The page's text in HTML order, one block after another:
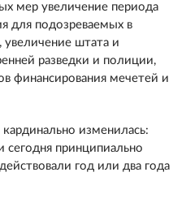
мер увеличение периода
для подозреваемых в
увеличение штата и
разведки и полиции,
финансирования мечетей и
изменилась:
сегодня принципиально
год или два года